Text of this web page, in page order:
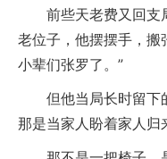
前些天老费又回支
老位子，他摆摆手，搬
小辈们张罗了。”
但他当局长时留下
那是当家人盼着家人归